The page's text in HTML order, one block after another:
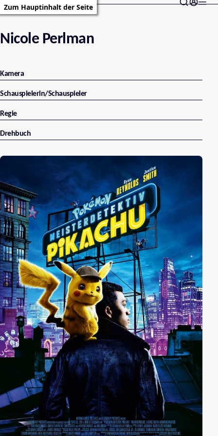
Zum Hauptinhalt der Seite
Nicole Perlman
Kamera
Schauspielerin/Schauspieler
Regie
Drehbuch